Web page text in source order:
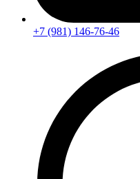
+7 (981) 146-76-46